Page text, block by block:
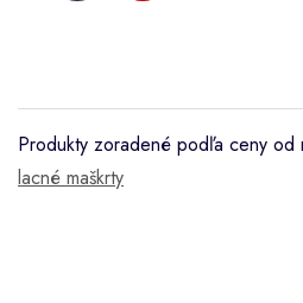
Produkty zoradené podľa ceny od
lacné maškrty